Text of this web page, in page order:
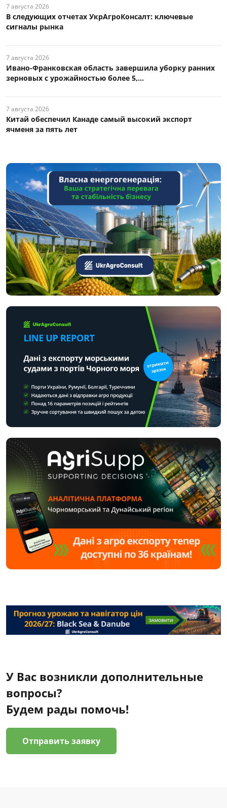
7 августа 2026
В следующих отчетах УкрАгроКонсалт: ключевые
сигналы рынка
7 августа 2026
Ивано-Франковская область завершила уборку ранних
зерновых с урожайностью более 5,...
7 августа 2026
Китай обеспечил Канаде самый высокий экспорт
ячменя за пять лет
У Вас возникли дополнительные
вопросы?
Будем рады помочь!
Отправить заявку